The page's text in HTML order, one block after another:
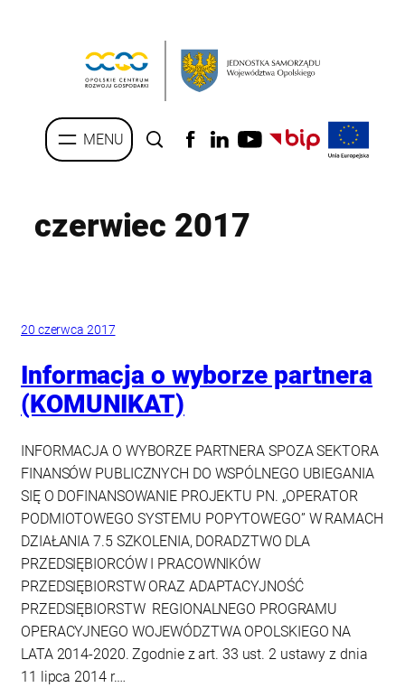
czerwiec 2017
20 czerwca 2017
Informacja o wyborze partnera
(KOMUNIKAT)
INFORMACJA O WYBORZE PARTNERA SPOZA SEKTORA
FINANSÓW PUBLICZNYCH DO WSPÓLNEGO UBIEGANIA
SIĘ O DOFINANSOWANIE PROJEKTU PN. „OPERATOR
PODMIOTOWEGO SYSTEMU POPYTOWEGO” W RAMACH
DZIAŁANIA 7.5 SZKOLENIA, DORADZTWO DLA
PRZEDSIĘBIORCÓW I PRACOWNIKÓW
PRZEDSIĘBIORSTW ORAZ ADAPTACYJNOŚĆ
PRZEDSIĘBIORSTW REGIONALNEGO PROGRAMU
OPERACYJNEGO WOJEWÓDZTWA OPOLSKIEGO NA
LATA 2014-2020. Zgodnie z art. 33 ust. 2 ustawy z dnia
11 lipca 2014 r.…